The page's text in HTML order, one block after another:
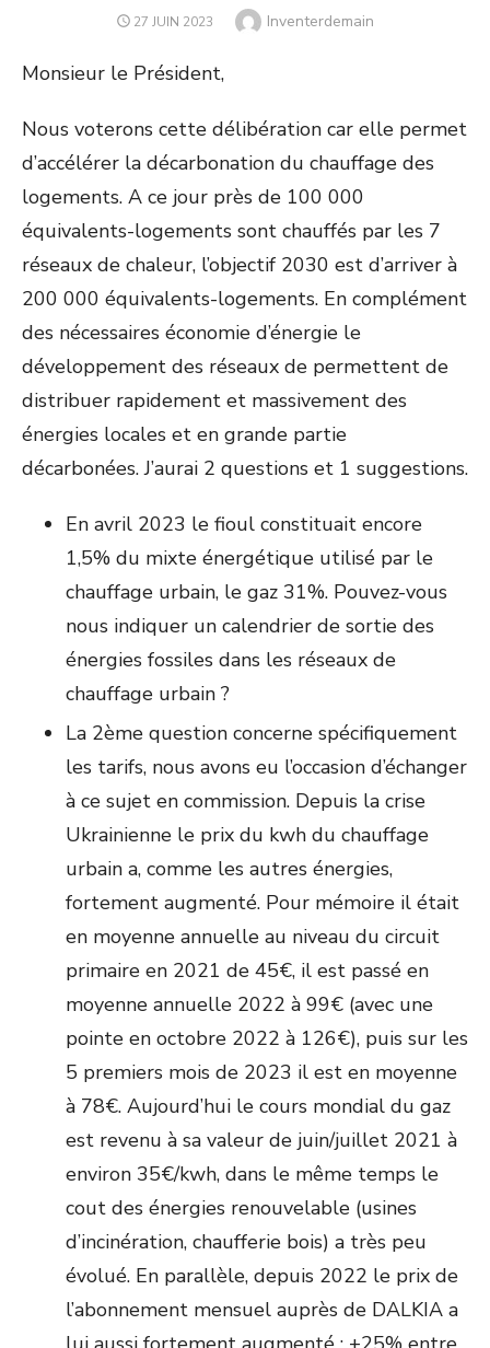
POSTED
27 JUIN 2023 Author
Inventerdemain
Monsieur le Président,
Nous voterons cette délibération car elle permet
d’accélérer la décarbonation du chauffage des
logements. A ce jour près de 100 000
équivalents-logements sont chauffés par les 7
réseaux de chaleur, l’objectif 2030 est d’arriver à
200 000 équivalents-logements. En complément
des nécessaires économie d’énergie le
développement des réseaux de permettent de
distribuer rapidement et massivement des
énergies locales et en grande partie
décarbonées. J’aurai 2 questions et 1 suggestions.
En avril 2023 le fioul constituait encore
1,5% du mixte énergétique utilisé par le
chauffage urbain, le gaz 31%. Pouvez-vous
nous indiquer un calendrier de sortie des
énergies fossiles dans les réseaux de
chauffage urbain ?
La 2ème question concerne spécifiquement
les tarifs, nous avons eu l’occasion d’échanger
à ce sujet en commission. Depuis la crise
Ukrainienne le prix du kwh du chauffage
urbain a, comme les autres énergies,
fortement augmenté. Pour mémoire il était
en moyenne annuelle au niveau du circuit
primaire en 2021 de 45€, il est passé en
moyenne annuelle 2022 à 99€ (avec une
pointe en octobre 2022 à 126€), puis sur les
5 premiers mois de 2023 il est en moyenne
à 78€. Aujourd’hui le cours mondial du gaz
est revenu à sa valeur de juin/juillet 2021 à
environ 35€/kwh, dans le même temps le
cout des énergies renouvelable (usines
d’incinération, chaufferie bois) a très peu
évolué. En parallèle, depuis 2022 le prix de
l’abonnement mensuel auprès de DALKIA a